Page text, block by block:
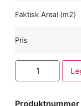
Faktisk Areal (m2)
Pris
Produktnummer